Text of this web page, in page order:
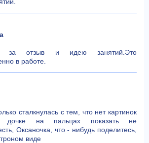
за отзыв и идею занятий.Это
в работе.
сталкнулась с тем, что нет картинок
на пальцах показать не
Оксаночка, что - нибудь поделитесь,
виде